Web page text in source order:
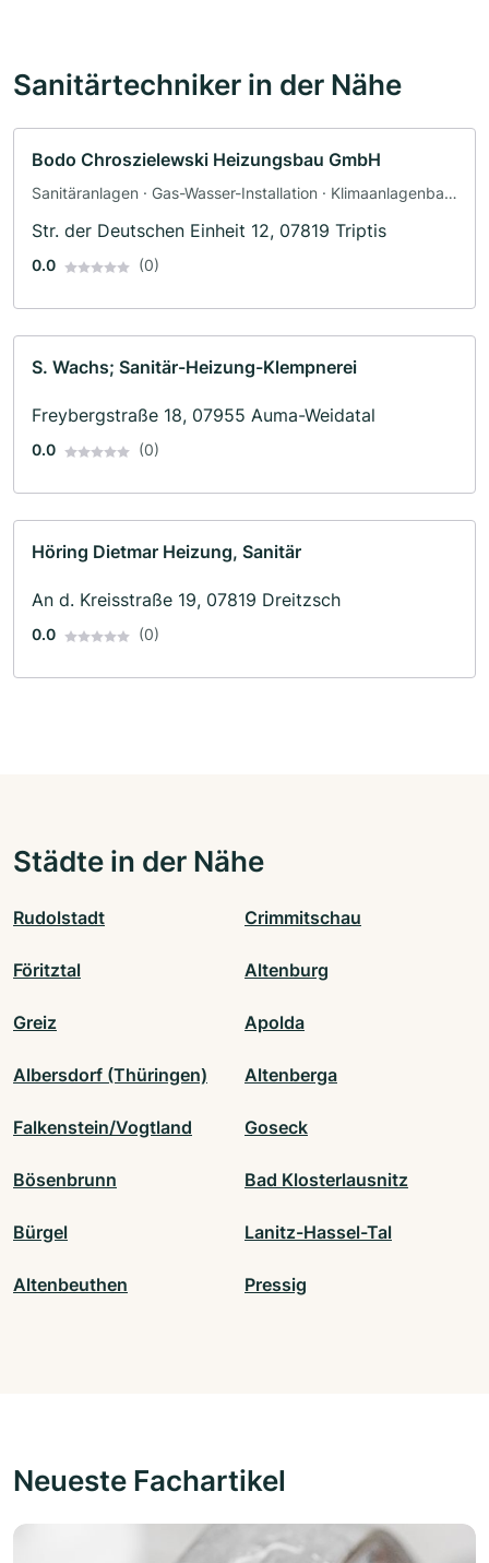
Sanitärtechniker in der Nähe
Bodo Chroszielewski Heizungsbau GmbH
Sanitäranlagen · Gas-Wasser-Installation · Klimaanlagenbau
Str. der Deutschen Einheit 12, 07819 Triptis
0.0 (0)
S. Wachs; Sanitär-Heizung-Klempnerei
Freybergstraße 18, 07955 Auma-Weidatal
0.0 (0)
Höring Dietmar Heizung, Sanitär
An d. Kreisstraße 19, 07819 Dreitzsch
0.0 (0)
Städte in der Nähe
Rudolstadt Crimmitschau
Föritztal Altenburg
Greiz Apolda
Albersdorf (Thüringen) Altenberga
Falkenstein/Vogtland Goseck
Bösenbrunn Bad Klosterlausnitz
Bürgel Lanitz-Hassel-Tal
Altenbeuthen Pressig
Neueste Fachartikel